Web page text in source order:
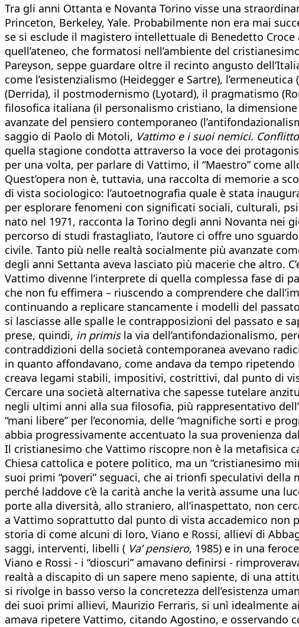
Tra gli anni Ottanta e Novanta Torino visse una
Princeton, Berkeley, Yale. Probabilmente non era mai
se si esclude il magistero intellettuale di Benedetto
quell’ateneo, che formatosi nell’ambiente del
Pareyson, seppe guardare oltre il recinto angusto
come l’esistenzialismo (Heidegger e Sartre),
(Derrida), il postmodernismo (Lyotard), il pragmatismo
filosofica italiana (il personalismo cristiano, la
avanzate del pensiero contemporaneo
saggio di Paolo di Motoli, Vattimo e i suoi nemici.
quella stagione condotta attraverso la voce dei
per una volta, per parlare di Vattimo, il “Maestro” come
Quest’opera non è, tuttavia, una raccolta di memorie a
di vista sociologico: l’autoetnografia quale è stata
per esplorare fenomeni con significati sociali, culturali,
nato nel 1971, racconta la Torino degli anni Novanta nei
percorso di studi frastagliato, l’autore ci offre uno
civile. Tanto più nelle realtà socialmente più avanzate
degli anni Settanta aveva lasciato più macerie che altro.
Vattimo divenne l’interprete di quella complessa fase di
che non fu effimera – riuscendo a comprendere che
continuando a replicare stancamente i modelli del
si lasciasse alle spalle le contrapposizioni del passato e
prese, quindi, in primisla via dell’antifondazionalismo,
contraddizioni della società contemporanea avevano
in quanto affondavano, come andava da tempo
creava legami stabili, impositivi, costrittivi, dal punto di
Cercare una società alternativa che sapesse tutelare
negli ultimi anni alla sua filosofia, più rappresentativo
“mani libere” per l’economia, delle “magnifiche sorti e
abbia progressivamente accentuato la sua provenienza
Il cristianesimo che Vattimo riscopre non è la metafisica
Chiesa cattolica e potere politico, ma un “cristianesimo
suoi primi “poveri” seguaci, che ai trionfi speculativi
perché laddove c’è la carità anche la verità assume una
porte alla diversità, allo straniero, all’inaspettato, non
a Vattimo soprattutto dal punto di vista accademico non
storia di come alcuni di loro, Viano e Rossi, allievi di
saggi, interventi, libelli ( Va’ pensiero, 1985) e in una
Viano e Rossi - i “dioscuri” amavano definirsi -
realtà a discapito di un sapere meno sapiente, di una
si rivolge in basso verso la concretezza dell’esistenza
dei suoi primi allievi, Maurizio Ferraris, si unì idealmente
amava ripetere Vattimo, citando Agostino, e osservando